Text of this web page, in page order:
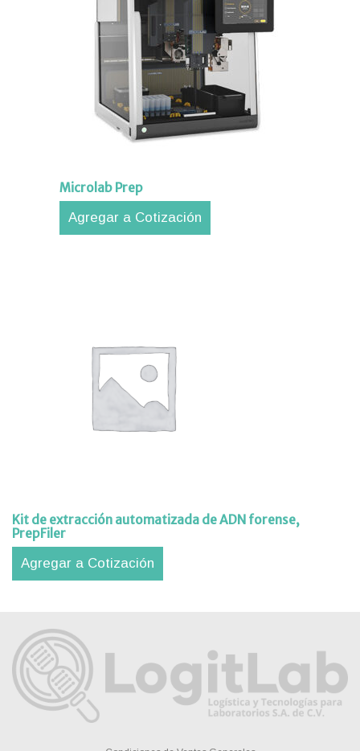
Microlab Prep
Agregar a Cotización
Kit de extracción automatizada de ADN forense,
PrepFiler
Agregar a Cotización